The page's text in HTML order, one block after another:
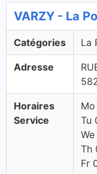
VARZY - La
Catégories La
Adresse
Horaires
Service
Tu
Th
Fr